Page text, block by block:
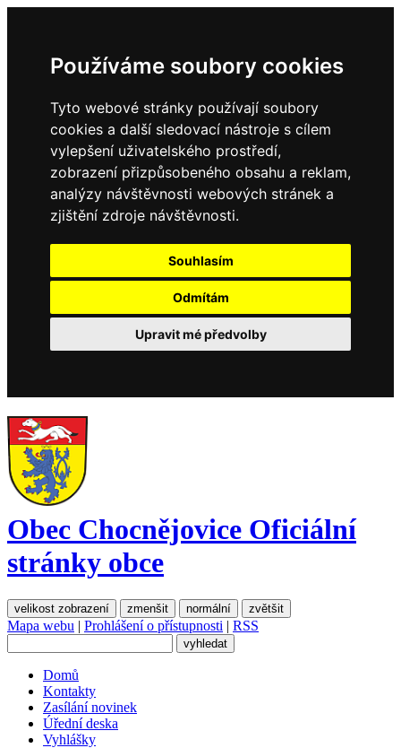
Používáme soubory cookies
Tyto webové stránky používají soubory
cookies a další sledovací nástroje s cílem
vylepšení uživatelského prostředí,
zobrazení přizpůsobeného obsahu a reklam,
analýzy návštěvnosti webových stránek a
zjištění zdroje návštěvnosti.
Souhlasím
Odmítám
Upravit mé předvolby
Obec Chocnějovice Oficiální
stránky obce
velikost zobrazení zmenšit normální zvětšit
Mapa webu | Prohlášení o přístupnosti | RSS
Domů
Kontakty
Zasílání novinek
Úřední deska
Vyhlášky